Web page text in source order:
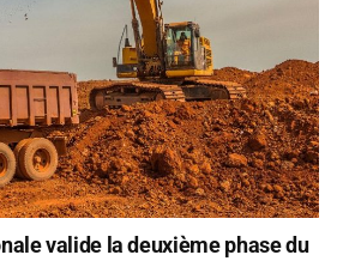
valide la deuxième phase du